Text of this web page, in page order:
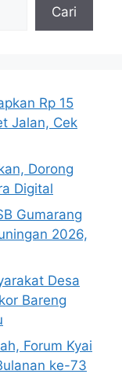
Cari
Rp 15
Jalan, Cek
Dorong
Digital
Gumarang
2026,
Desa
Bareng
Forum Kyai
ke-73